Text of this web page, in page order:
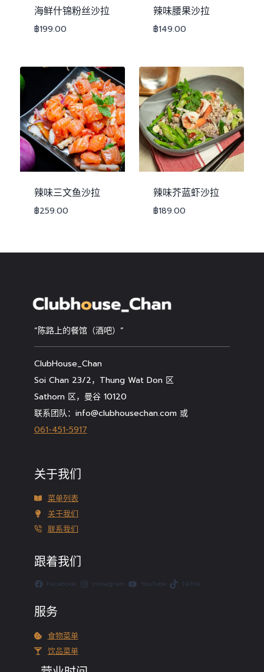
海鲜什锦粉丝沙拉
฿199.00
辣味腰果沙拉
฿149.00
辣味三文鱼沙拉
฿259.00
辣味芥蓝虾沙拉
฿189.00
“陈路上的餐馆（酒吧）”
ClubHouse_Chan
Soi Chan 23/2，Thung Wat Don 区
Sathorn 区，曼谷 10120
联系团队：info@clubhousechan.com 或
061-451-5917
关于我们
菜单列表
关于我们
联系我们
跟着我们
Facebook Instagram YouTube TikTok
服务
食物菜单
饮品菜单